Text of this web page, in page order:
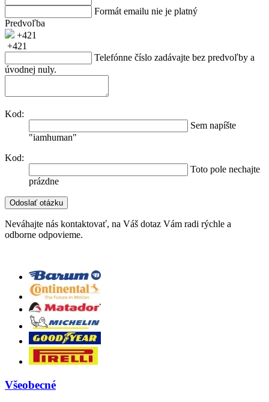
Formát emailu nie je platný
Predvoľba
+421
+421
Telefónne číslo zadávajte bez predvoľby a
úvodnej nuly.
Kod:
Sem napíšte
"iamhuman"
Kod:
Toto pole nechajte
prázdne
Neváhajte nás kontaktovať, na Váš dotaz Vám radi rýchle a
odborne odpovieme.
Všeobecné